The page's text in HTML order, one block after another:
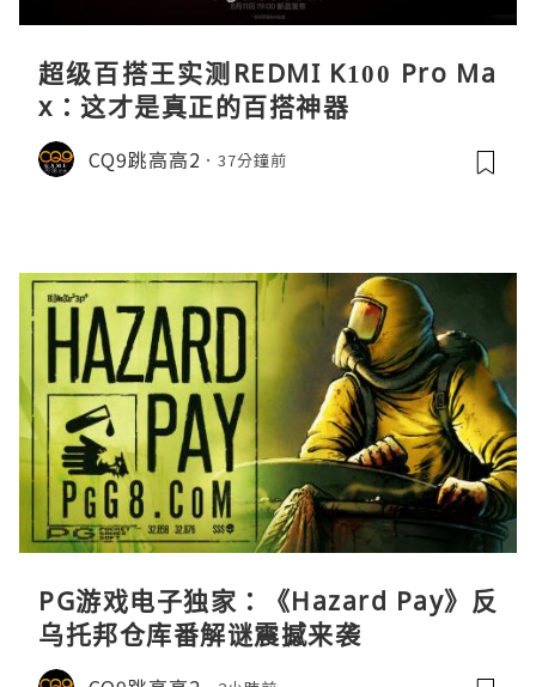
超级百搭王实测REDMI K100 Pro Ma
x：这才是真正的百搭神器
CQ9跳高高2 37分鐘前
PG游戏电子独家：《Hazard Pay》反
乌托邦仓库番解谜震撼来袭